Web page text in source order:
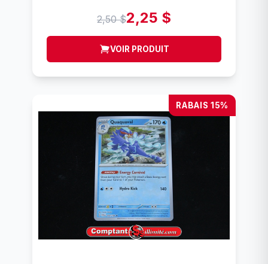
2,50 $2,25 $
VOIR PRODUIT
RABAIS 15%